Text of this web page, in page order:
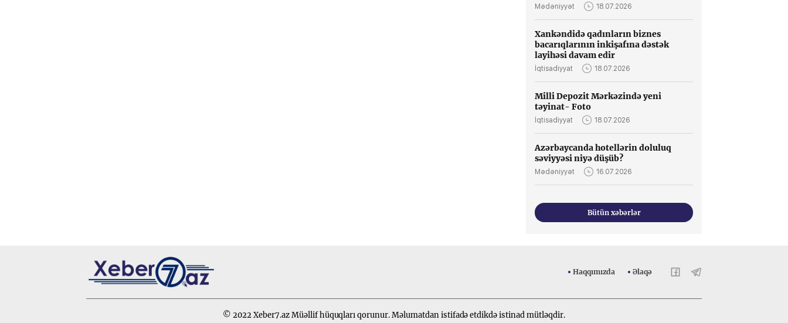
Mədəniyyət 18.07.2026
Xankəndidə qadınların biznes
bacarıqlarının inkişafına dəstək
layihəsi davam edir
İqtisadiyyat 18.07.2026
Milli Depozit Mərkəzində yeni
təyinat- Foto
İqtisadiyyat 18.07.2026
Azərbaycanda hotellərin doluluq
səviyyəsi niyə düşüb?
Mədəniyyət 16.07.2026
Bütün xəbərlər
Haqqımızda Əlaqə
© 2022 Xeber7.az Müəllif hüquqları qorunur. Məlumatdan istifadə etdikdə istinad mütləqdir.